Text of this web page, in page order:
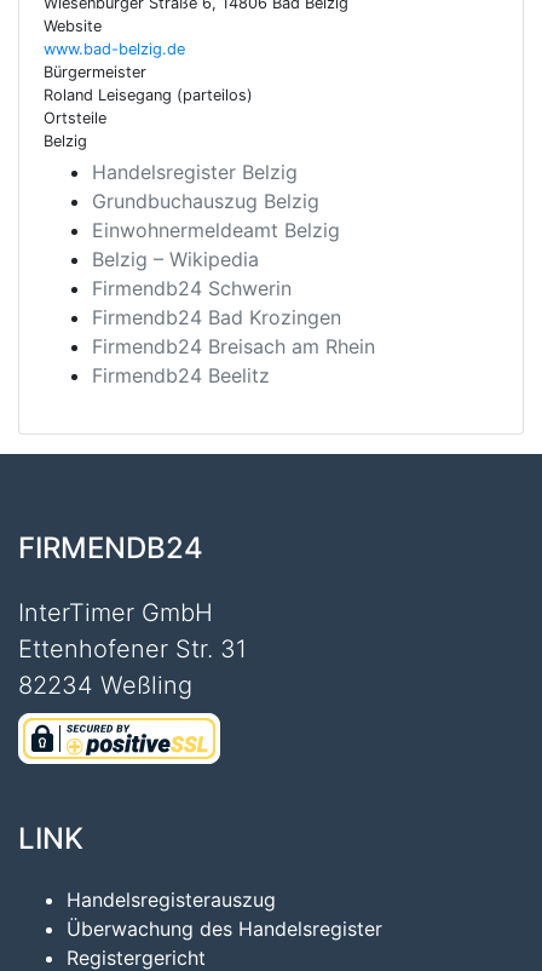
Website
www.bad-belzig.de
Bürgermeister
Roland Leisegang (parteilos)
Ortsteile
Belzig
Handelsregister Belzig
Grundbuchauszug Belzig
Einwohnermeldeamt Belzig
Belzig – Wikipedia
Firmendb24 Schwerin
Firmendb24 Bad Krozingen
Firmendb24 Breisach am Rhein
Firmendb24 Beelitz
FIRMENDB24
InterTimer GmbH
Ettenhofener Str. 31
82234 Weßling
LINK
Handelsregisterauszug
Überwachung des Handelsregister
Registergericht